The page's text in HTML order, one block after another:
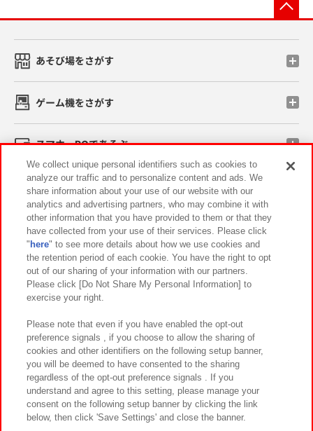
あそび場をさがす
ゲーム機をさがす
スマホ・PCであそぶ
イベント・キャンペーン
関連会社 サステナビリティ サイトポリシー
プライバシーポリシー ウェブアクセシビリティ方針と検証結果
お取引先さまとともに
カスタマーハラスメント対応方針 よくあるご質問・お問い合わせ
©Bandai Namco Amusement Inc.
We collect unique personal identifiers such as cookies to
analyze our traffic and to personalize content and ads. We
share information about your use of our website with our
analytics and advertising partners, who may combine it with
other information that you have provided to them or that they
have collected from your use of their services. Please click
" here" to see more details about how we use cookies and
the retention period of each cookie. You have the right to opt
out of our sharing of your information with our partners.
Please click [Do Not Share My Personal Information] to
exercise your right.
Please note that even if you have enabled the opt-out
preference signals , if you choose to allow the sharing of
cookies and other identifiers on the following setup banner,
you will be deemed to have consented to the sharing
regardless of the opt-out preference signals . If you
understand and agree to this setting, please manage your
consent on the following setup banner by clicking the link
below, then click 'Save Settings' and close the banner.